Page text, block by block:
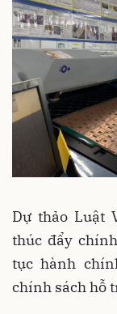
Dự thảo Luật
thúc đẩy
tục hành
chính sách hỗ